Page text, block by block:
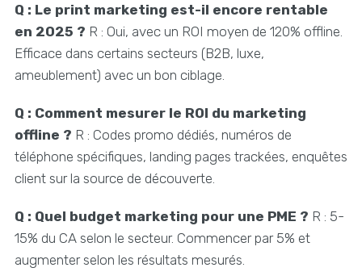
Q : Le print marketing est-il encore rentable
en 2025 ? R : Oui, avec un ROI moyen de 120% offline.
Efficace dans certains secteurs (B2B, luxe,
ameublement) avec un bon ciblage.
Q : Comment mesurer le ROI du marketing
offline ? R : Codes promo dédiés, numéros de
téléphone spécifiques, landing pages trackées, enquêtes
client sur la source de découverte.
Q : Quel budget marketing pour une PME ? R : 5-
15% du CA selon le secteur. Commencer par 5% et
augmenter selon les résultats mesurés.